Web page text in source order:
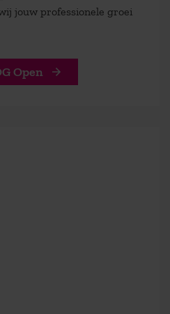
jouw professionele groei
Open